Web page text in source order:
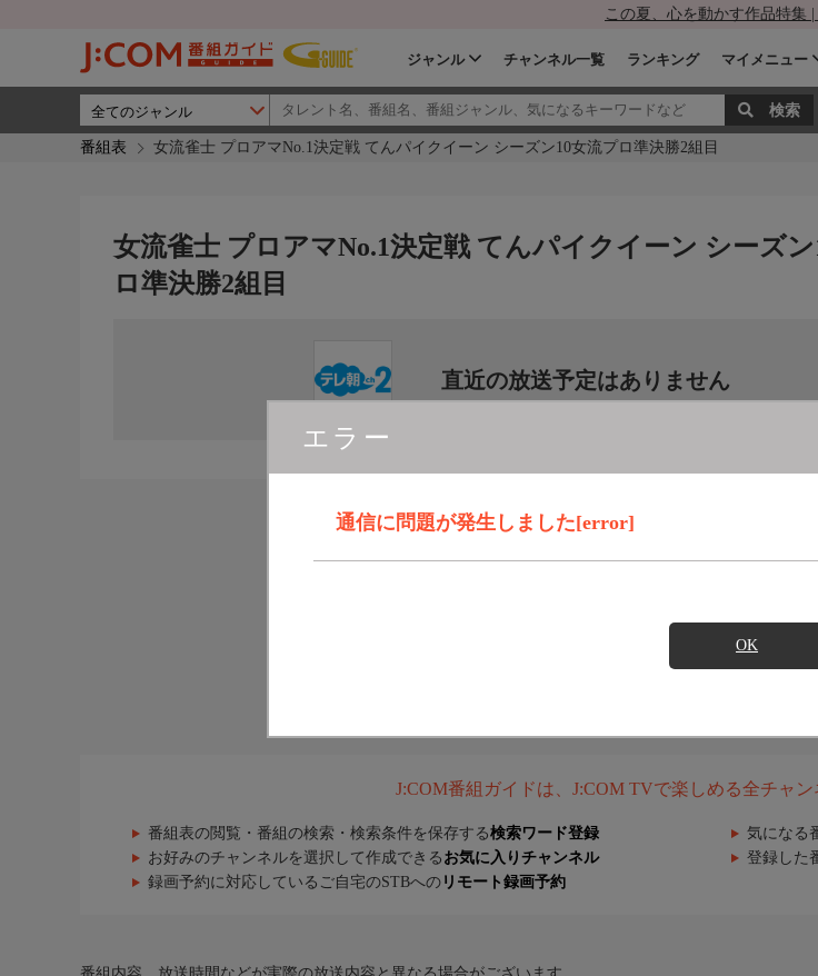
この夏、心を動かす作品特集 |
ジャンル チャンネル一覧 ランキング マイメニュー
番組表 女流雀士 プロアマNo.1決定戦 てんパイクイーン シーズン10女流プロ準決勝2組目
エラー
通信に問題が発生しました[error]
OK
女流雀士 プロアマNo.1決定戦 てんパイクイーン シーズ
ロ準決勝2組目
直近の放送予定はありません
J:COM番組ガイドは、J:COM TVで楽しめる全チャ
番組表の閲覧・番組の検索・検索条件を保存する検索ワード登録 気になる
お好みのチャンネルを選択して作成できる お気に入りチャンネル 登録した
録画予約に対応しているご自宅のSTBへの リモート録画予約